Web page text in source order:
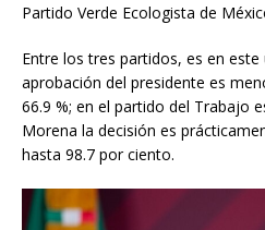
Partido Verde Ecologista de
Entre los tres partidos, es en
aprobación del presidente es
66.9 %; en el partido del Trabajo
Morena la decisión es
hasta 98.7 por ciento.